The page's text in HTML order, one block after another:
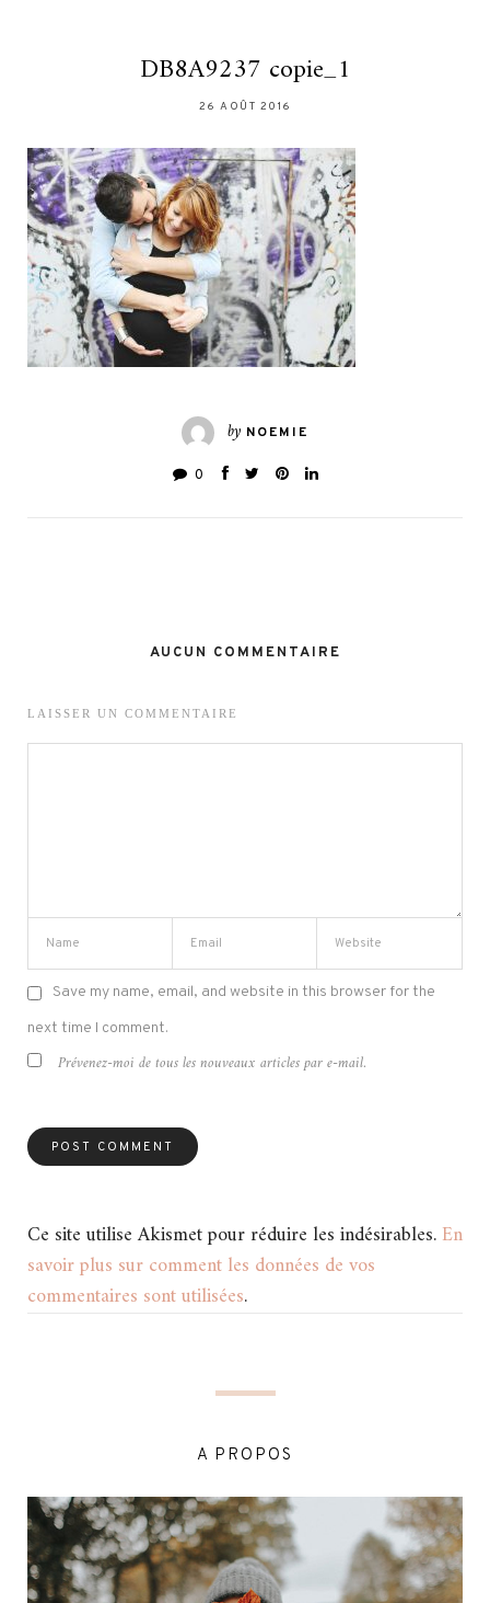
DB8A9237 copie_1
26 AOÛT 2016
by NOEMIE
0
AUCUN COMMENTAIRE
LAISSER UN COMMENTAIRE
Save my name, email, and website in this browser for the
next time I comment.
Prévenez-moi de tous les nouveaux articles par e-mail.
Ce site utilise Akismet pour réduire les indésirables.En
savoir plus sur comment les données de vos
commentaires sont utilisées.
A PROPOS